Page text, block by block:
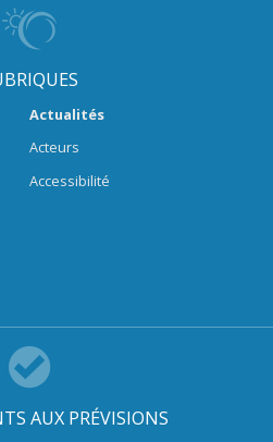
Actualités
Acteurs
Accessibilité
AUX PRÉVISIONS